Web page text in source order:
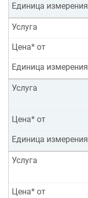
Единица измерения
Услуга
Цена* от
Единица измерения
Услуга
Цена* от
Единица измерения
Услуга
Цена* от